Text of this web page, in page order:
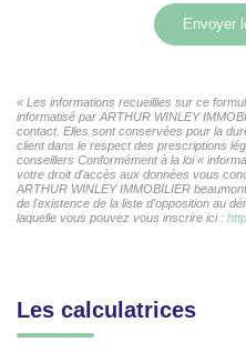
Envoyer
« Les informations recueillies sur ce
informatisé par ARTHUR WINLEY
contact. Elles sont conservées pour la
client dans le respect des prescriptions
conseillers Conformément à la loi «
votre droit d'accès aux données vous
ARTHUR WINLEY IMMOBILIER
de l'existence de la liste d'opposition au
laquelle vous pouvez vous inscrire ici :
Les calculatrices